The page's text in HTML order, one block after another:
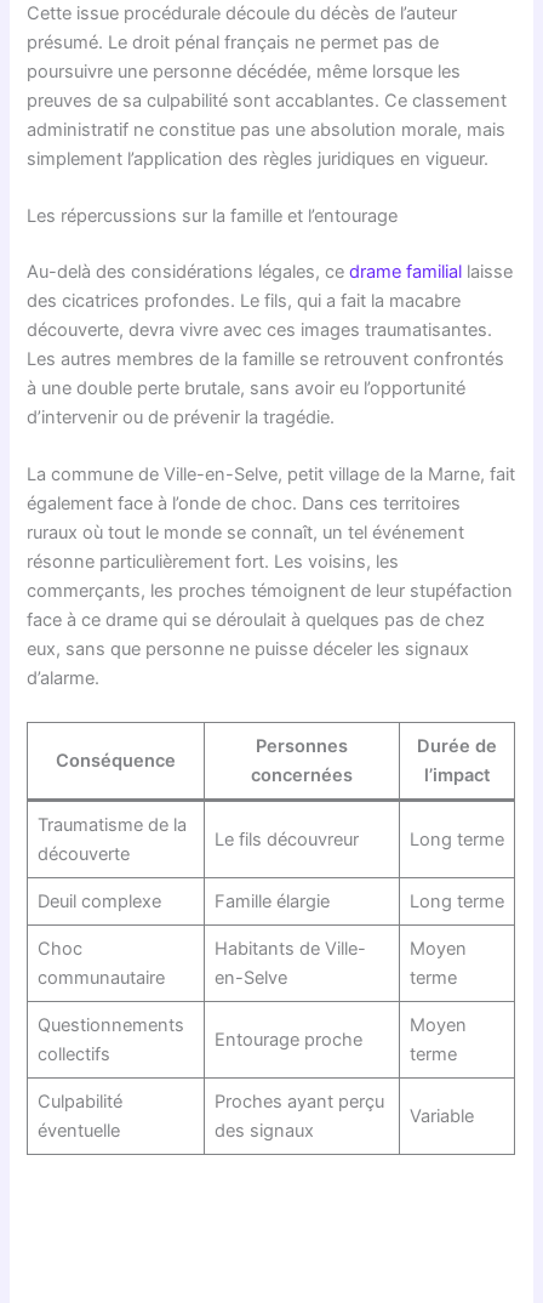
Cette issue procédurale découle du décès de l’auteur
présumé. Le droit pénal français ne permet pas de
poursuivre une personne décédée, même lorsque les
preuves de sa culpabilité sont accablantes. Ce classement
administratif ne constitue pas une absolution morale, mais
simplement l’application des règles juridiques en vigueur.
Les répercussions sur la famille et l’entourage
Au-delà des considérations légales, cedrame familial laisse
des cicatrices profondes. Le fils, qui a fait la macabre
découverte, devra vivre avec ces images traumatisantes.
Les autres membres de la famille se retrouvent confrontés
à une double perte brutale, sans avoir eu l’opportunité
d’intervenir ou de prévenir la tragédie.
La commune de Ville-en-Selve, petit village de la Marne, fait
également face à l’onde de choc. Dans ces territoires
ruraux où tout le monde se connaît, un tel événement
résonne particulièrement fort. Les voisins, les
commerçants, les proches témoignent de leur stupéfaction
face à ce drame qui se déroulait à quelques pas de chez
eux, sans que personne ne puisse déceler les signaux
d’alarme.
Conséquence
Personnes
concernées
Durée de
l’impact
Traumatisme de la
découverte
Le fils découvreur Long terme
Deuil complexe Famille élargie Long terme
Choc
communautaire
Habitants de Ville-
en-Selve
Moyen
terme
Questionnements
collectifs
Entourage proche
Moyen
terme
Culpabilité
éventuelle
Proches ayant perçu
des signaux
Variable